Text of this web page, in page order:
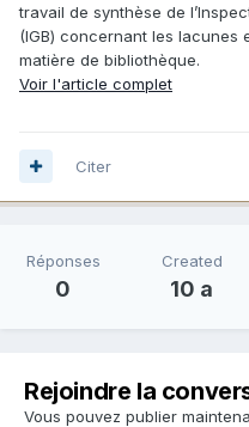
travail de synthèse de
(IGB) concernant les lacunes
matière de bibliothèque.
Voir l'article complet
Citer
Réponses
0
Created
10 a
Rejoindre la
Vous pouvez publier